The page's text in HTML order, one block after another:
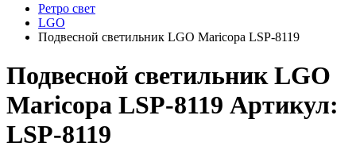
Ретро свет
LGO
Подвесной светильник LGO Maricopa LSP-8119
Подвесной светильник LGO
Maricopa LSP-8119 Артикул:
LSP-8119